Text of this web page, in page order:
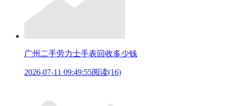
广州二手劳力士手表回收多少钱
2026-07-11 09:49:55阅读(16)